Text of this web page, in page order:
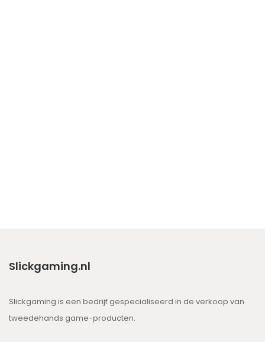
Slickgaming.nl
Slickgaming is een bedrijf gespecialiseerd in de verkoop van
tweedehands game-producten.